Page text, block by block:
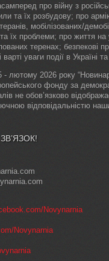
про війну з
та їх розбудову; про
мобілізованих/
їх проблеми; про життя на
теренах; безпекові
уваги події в Україні та
- лютому 2026 року
фонду за
не обов’язково
відповідальністю
Novynarnia
Novynarnia